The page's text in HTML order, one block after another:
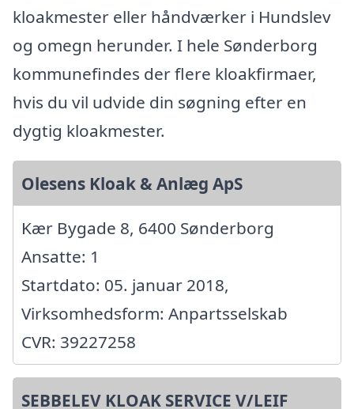
kloakmester eller håndværker i Hundslev
og omegn herunder. I hele Sønderborg
kommunefindes der flere kloakfirmaer,
hvis du vil udvide din søgning efter en
dygtig kloakmester.
Olesens Kloak & Anlæg ApS
Kær Bygade 8, 6400 Sønderborg
Ansatte: 1
Startdato: 05. januar 2018,
Virksomhedsform: Anpartsselskab
CVR: 39227258
SEBBELEV KLOAK SERVICE V/LEIF